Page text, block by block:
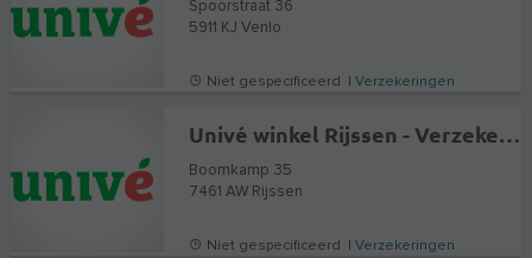
Spoorstraat 36
5911 KJ Venlo
Niet gespecificeerd |Verzekeringen
Univé winkel Rijssen - Verzekeringen en Hypotheekadvies
Boomkamp 35
7461 AW Rijssen
Niet gespecificeerd |Verzekeringen